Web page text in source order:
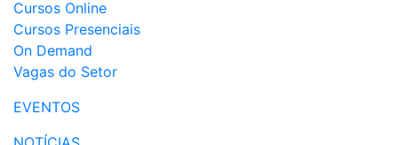
Cursos Online
Cursos Presenciais
On Demand
Vagas do Setor
EVENTOS